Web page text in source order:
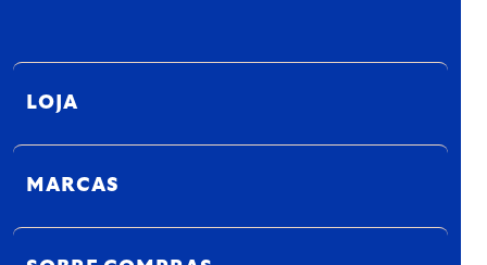
LOJA
MARCAS